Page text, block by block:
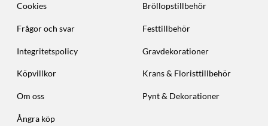
Cookies
Frågor och svar
Integritetspolicy
Köpvillkor
Om oss
Ångra köp
Bröllopstillbehör
Festtillbehör
Gravdekorationer
Krans & Floristtillbehör
Pynt & Dekorationer